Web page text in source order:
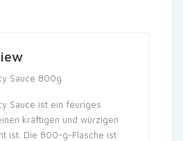
Sauce 800g
Sauce ist ein feuriges
kräftigen und würzigen
ist. Die 800-g-Flasche ist